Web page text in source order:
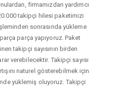
firmamızdan yardımcı
takipçi hilesi paketimizi
sonrasında yükleme
parça yapıyoruz. Paket
takipçi sayısının birden
verebilecektir. Takipçi sayısı
naturel gösterebilmek için
yüklemiş oluyoruz. Takipçi